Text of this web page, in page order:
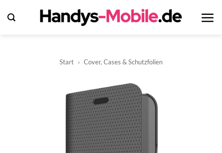
Inhalt
Start » Cover, Cases & Schutzfolien